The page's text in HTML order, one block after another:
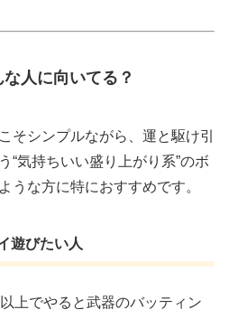
人に向いてる？
そシンプルながら、運と駆け引
“気持ちいい盛り上がり系”のボ
うな方に特におすすめです。
遊びたい人
上でやると武器のバッティン